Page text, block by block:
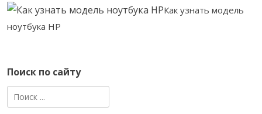
Как узнать модель
ноутбука HP
Поиск по сайту
Найти: